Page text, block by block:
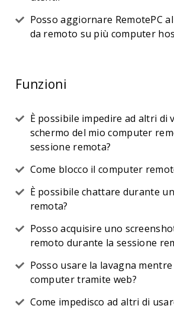
Posso aggiornare RemotePC
da remoto su più computer
Funzioni
È possibile impedire ad altri di
schermo del mio computer
sessione remota?
Come blocco il computer
È possibile chattare durante
remota?
Posso acquisire uno
remoto durante la sessione
Posso usare la lavagna mentre
computer tramite web?
Come impedisco ad altri di